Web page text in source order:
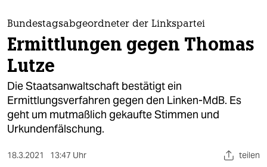
themen
politik
öko
gesellschaft
kultur
sport
Bundestagsabgeordneter der Linkspartei
Ermittlungen gegen Thomas
Lutze
Die Staatsanwaltschaft bestätigt ein
Ermittlungsverfahren gegen den Linken-MdB. Es
geht um mutmaßlich gekaufte Stimmen und
Urkundenfälschung.
18.3.2021 13:47 Uhr teilen